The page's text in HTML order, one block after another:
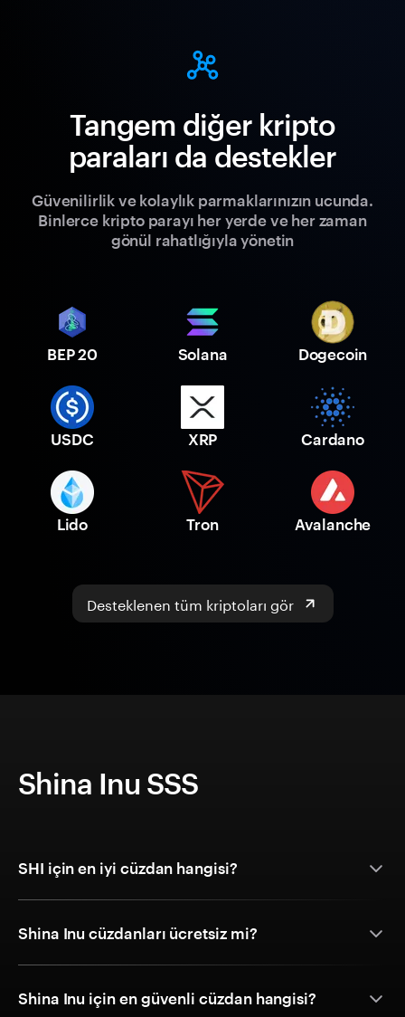
Tangem diğer kripto
paraları da destekler
Güvenilirlik ve kolaylık parmaklarınızın ucunda.
Binlerce kripto parayı her yerde ve her zaman
gönül rahatlığıyla yönetin
BEP 20 Solana Dogecoin
USDC XRP Cardano
Lido Tron Avalanche
Desteklenen tüm kriptoları gör
Shina Inu SSS
SHI için en iyi cüzdan hangisi?
Shina Inu cüzdanları ücretsiz mi?
Shina Inu için en güvenli cüzdan hangisi?